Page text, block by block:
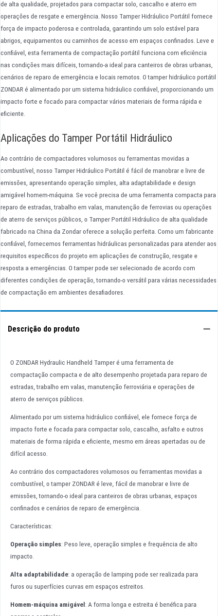
de alta qualidade, projetados para compactar solo, cascalho e aterro em
operações de resgate e emergência. Nosso Tamper Hidráulico Portátil fornece
força de impacto poderosa e controlada, garantindo um solo estável para
abrigos, equipamentos ou caminhos de acesso em espaços confinados. Leve e
confiável, esta ferramenta de compactação portátil funciona com eficiência
nas condições mais difíceis, tornando-a ideal para canteiros de obras urbanas,
cenários de reparo de emergência e locais remotos. O tamper hidráulico portátil
ZONDAR é alimentado por um sistema hidráulico confiável, proporcionando um
impacto forte e focado para compactar vários materiais de forma rápida e
eficiente.
Aplicações do Tamper Portátil Hidráulico
Ao contrário de compactadores volumosos ou ferramentas movidas a
combustível, nosso Tamper Hidráulico Portátil é fácil de manobrar e livre de
emissões, apresentando operação simples, alta adaptabilidade e design
amigável homem-máquina. Se você precisa de uma ferramenta compacta para
reparo de estradas, trabalho em valas, manutenção de ferrovias ou operações
de aterro de serviços públicos, o Tamper Portátil Hidráulico de alta qualidade
fabricado na China da Zondar oferece a solução perfeita. Como um fabricante
confiável, fornecemos ferramentas hidráulicas personalizadas para atender aos
requisitos específicos do projeto em aplicações de construção, resgate e
resposta a emergências. O tamper pode ser selecionado de acordo com
diferentes condições de operação, tornando-o versátil para várias necessidades
de compactação em ambientes desafiadores.
Descrição do produto
O ZONDAR Hydraulic Handheld Tamper é uma ferramenta de
compactação compacta e de alto desempenho projetada para reparo de
estradas, trabalho em valas, manutenção ferroviária e operações de
aterro de serviços públicos.
Alimentado por um sistema hidráulico confiável, ele fornece força de
impacto forte e focada para compactar solo, cascalho, asfalto e outros
materiais de forma rápida e eficiente, mesmo em áreas apertadas ou de
difícil acesso.
Ao contrário dos compactadores volumosos ou ferramentas movidas a
combustível, o tamper ZONDAR é leve, fácil de manobrar e livre de
emissões, tornando-o ideal para canteiros de obras urbanas, espaços
confinados e cenários de reparo de emergência.
Características:
Operação simples: Peso leve, operação simples e frequência de alto
impacto.
Alta adaptabilidade: a operação de lamping pode ser realizada para
furos ou superfícies curvas em espaços estreitos.
Homem-máquina amigável: A forma longa e estreita é benéfica para